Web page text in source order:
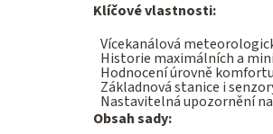
Klíčové vlastnosti:
Vícekanálová
Historie maximálních a
Hodnocení úrovně
Základnová stanice i
Nastavitelná upozornění
Obsah sady: